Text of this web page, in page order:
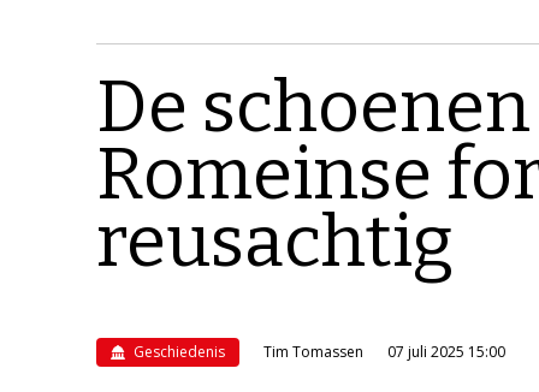
De
Romeinse
reusachtig
Geschiedenis Tim Tomassen 07 juli 2025 15:00